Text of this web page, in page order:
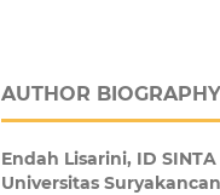
AUTHOR BIOGRAPHY
Endah Lisarini, ID
Universitas